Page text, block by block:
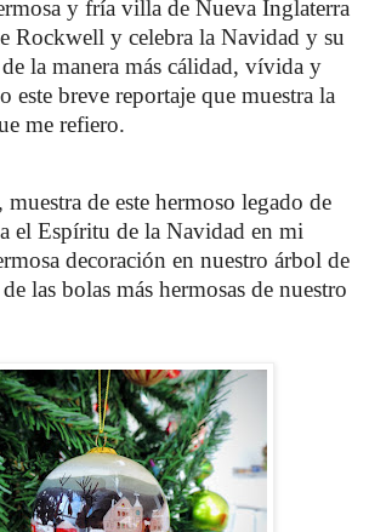
y fría villa de Nueva Inglaterra
Rockwell y celebra la Navidad y su
la manera más cálidad, vívida y
este breve reportaje que muestra la
me refiero.
de este hermoso legado de
el Espíritu de la Navidad en mi
decoración en nuestro árbol de
las bolas más hermosas de nuestro